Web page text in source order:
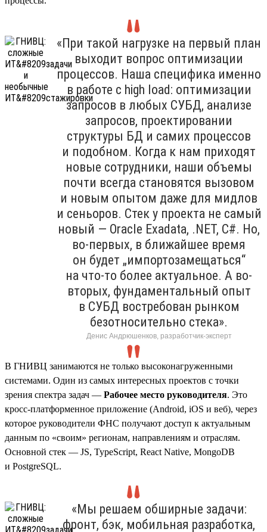
«При такой нагрузке на первый план
выходит вопрос оптимизации
процессов. Наша специфика именно
в работе с high load: оптимизации
запросов в любых СУБД, анализе
запросов, проектировании
структуры БД и самих процессов
и подобном. Когда к нам приходят
новые сотрудники, наши объемы
почти всегда становятся вызовом
и новым опытом даже для мидлов
и сеньоров. Стек у проекта не самый
новый — Oracle Exadata, .NET, C#. Но,
во-первых, в ближайшее время
он будет „импортозамещаться“
на что-то более актуальное. А во-
вторых, фундаментальный опыт
в СУБД востребован рынком
безотносительно стека».
Денис Андрюшенков, разработчик-эксперт
В ГНИВЦ занимаются не только высоконагруженными
системами. Один из самых интересных проектов с точки
зрения спектра задач — Рабочее место руководителя. Это
кросс-платформенное приложение (Android, iOS и веб), через
которое руководители ФНС получают доступ к актуальным
данным по «своим» регионам, направлениям и отраслям.
Основной стек — JS, TypeScript, React Native, MongoDB
и PostgreSQL.
«Мы решаем обширные задачи:
фронт, бэк, мобильная разработка,